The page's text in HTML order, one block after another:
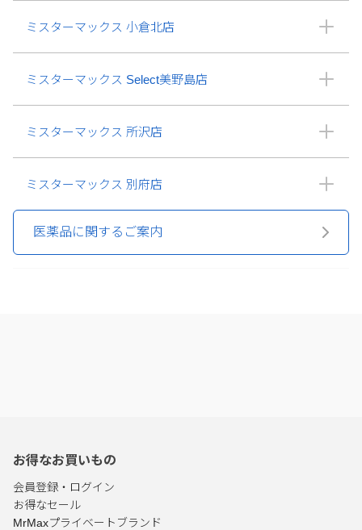
ミスターマックス 小倉北店
ミスターマックス Select美野島店
ミスターマックス 所沢店
ミスターマックス 別府店
医薬品に関するご案内
お得なお買いもの
会員登録・ログイン
お得なセール
MrMaxプライベートブランド